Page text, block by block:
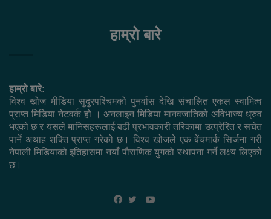
हाम्रो बारे
हाम्रो बारे:
विश्व खोज मीडिया सुदुरपश्चिमको पुनर्वास देखि संचालित एकल स्वामित्व
प्राप्त मिडिया नेटवर्क हो । अनलाइन मिडिया मानवजातिको अविभाज्य ध्रुव
भएको छ र यसले मानिसहरूलाई बढी प्रभावकारी तरिकामा उत्प्रेरित र सचेत
पार्ने अथाह शक्ति प्राप्त गरेको छ। विश्व खोजले एक बेंचमार्क सिर्जना गरी
नेपाली मिडियाको इतिहासमा नयाँ पौराणिक युगको स्थापना गर्ने लक्ष्य लिएको
छ।
YouTube